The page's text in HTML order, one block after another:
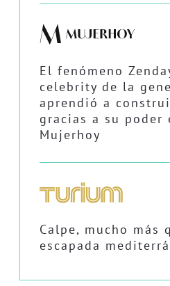
El fenómeno
celebrity de la
aprendió a
gracias a su
Mujerhoy
Calpe, mucho más
escapada